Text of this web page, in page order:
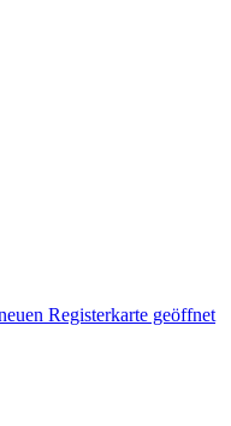
Registerkarte geöffnet